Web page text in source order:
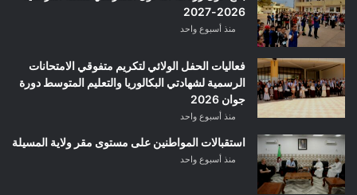
2026-2027
منذ أسبوع واحد
فعاليات الحفل الولائي لتكريم متفوقي الامتحانات
الرسمية لشهادتي البكالوريا والتعليم المتوسط دورة
جوان 2026
منذ أسبوع واحد
استقبالات المواطنين على مستوى مقر ولاية المسيلة
منذ أسبوع واحد